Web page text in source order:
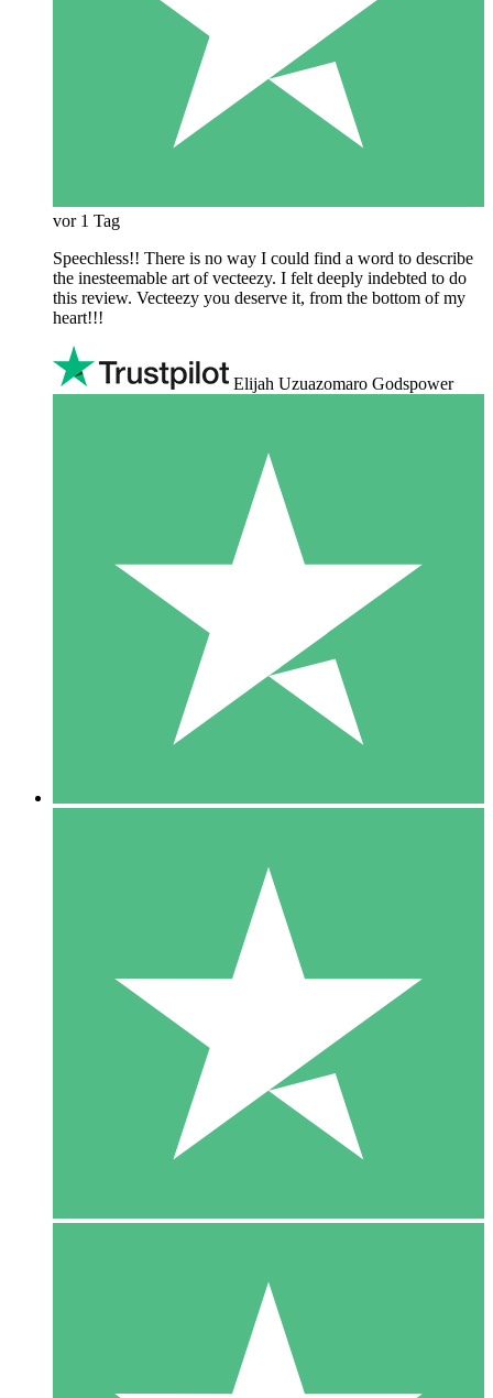
vor 1 Tag
Speechless!! There is no way I could find a word to describe
the inesteemable art of vecteezy. I felt deeply indebted to do
this review. Vecteezy you deserve it, from the bottom of my
heart!!!
Elijah Uzuazomaro Godspower